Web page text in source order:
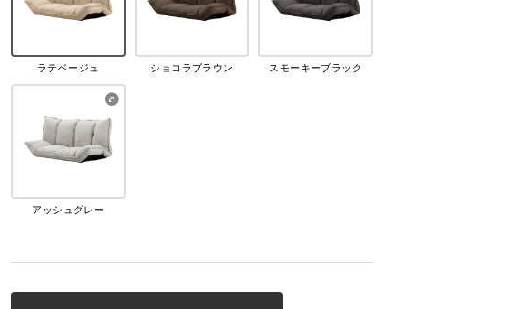
ラテベージュ ショコラブラウン スモーキーブラック
アッシュグレー